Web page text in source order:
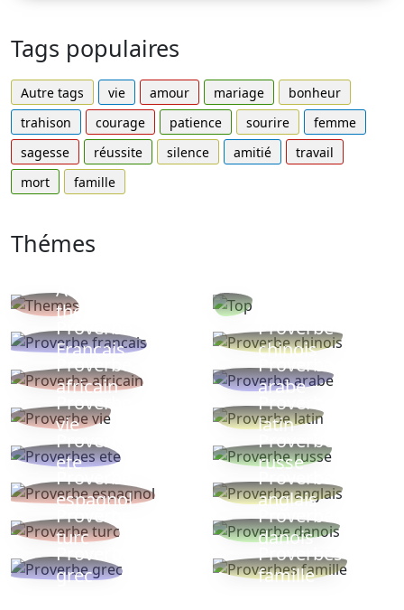
Tags populaires
Autre tags vie amour mariage
bonheur
trahison
courage patience sourire
femme
sagesse
réussite silence amitié
travail
mort
famille
Thémes
Autres
thèmes
Proverbe
Français
Proverbe
chinois
Proverbe
africain
Proverbe
arabe
Proverbe
vie
Proverbe
latin
Proverbes
ete
Proverbe
russe
Proverbe
espagnol
Proverbe
anglais
Proverbe
turc
Proverbe
danois
Proverbe
grec
Proverbes
famille